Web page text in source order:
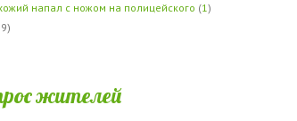
напал с ножом на полицейского (1)
жителей